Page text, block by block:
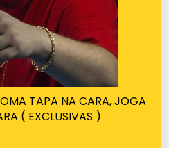
TAPA NA CARA, JOGA
( EXCLUSIVAS )